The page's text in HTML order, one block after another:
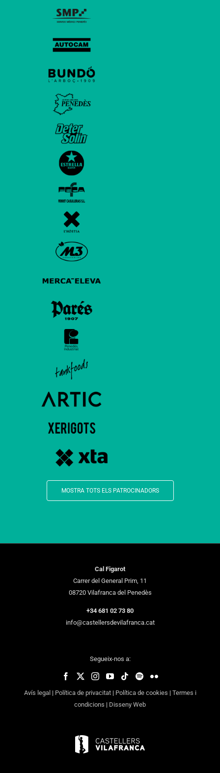
MOSTRA TOTS ELS PATROCINADORS
Cal Figarot
Carrer del General Prim, 11
08720 Vilafranca del Penedès
+34 681 02 73 80
info@castellersdevilafranca.cat
Segueix-nos a:
Avís legal | Política de privacitat| Política de cookies | Termes i
condicions | Disseny Web